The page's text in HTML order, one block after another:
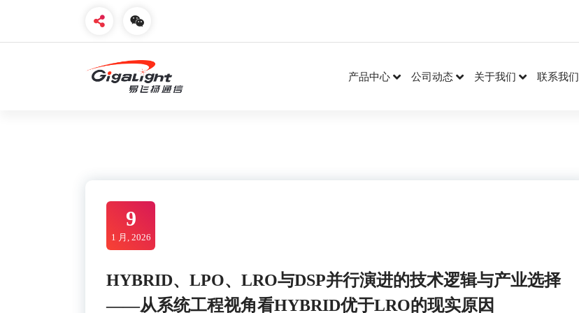
产品中心 公司动态 关于我们 联系我们
9
1 月, 2026
HYBRID、LPO、LRO与DSP并行演进的技术逻辑与产业选择
——从系统工程视角看HYBRID优于LRO的现实原因